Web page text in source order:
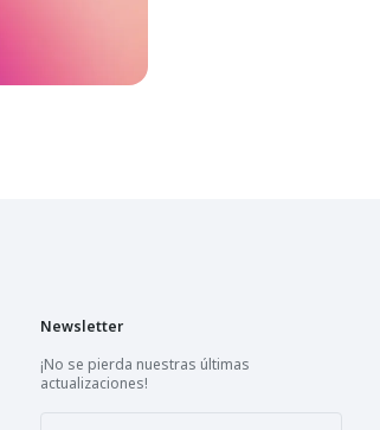
Newsletter
¡No se pierda nuestras últimas
actualizaciones!